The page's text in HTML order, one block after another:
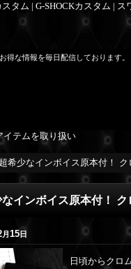
タム | G-SHOCKカスタム |
得な情報を毎日配信しております。
イテムを取り扱い
超希少なインボイス原本付！
インボイス原本付！
月15日
日頃からクロ